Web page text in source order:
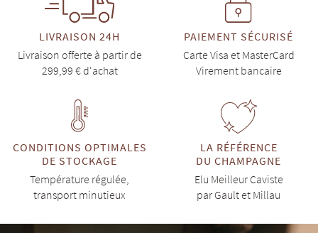
LIVRAISON 24H
Livraison offerte à partir de
299,99 € d'achat
PAIEMENT SÉCURISÉ
Carte Visa et MasterCard
Virement bancaire
CONDITIONS OPTIMALES
DE STOCKAGE
Température régulée,
transport minutieux
LA RÉFÉRENCE
DU CHAMPAGNE
Elu Meilleur Caviste
par Gault et Millau